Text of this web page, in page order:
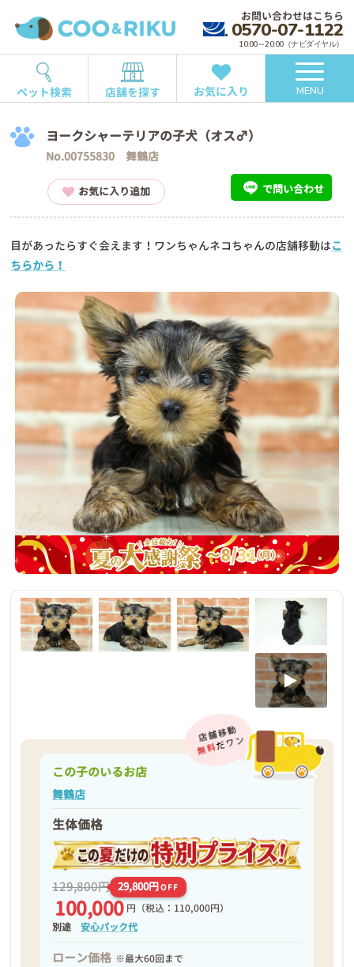
お問い合わせはこちら
0570-07-1122
10:00～20:00（ナビダイヤル）
ペット検索 店舗を探す お気に入り MENU
ヨークシャーテリアの子犬（オス♂）
No.00755830 舞鶴店
お気に入り追加 で問い合わせ
目があったらすぐ会えます！ワンちゃんネコちゃんの店舗移動はこ
ちらから！
この子のいるお店
舞鶴店
生体価格
129,800円 29,800円OFF
100,000 円 （税込：110,000円）
別途安心パック代
ローン価格 ※最大60回まで